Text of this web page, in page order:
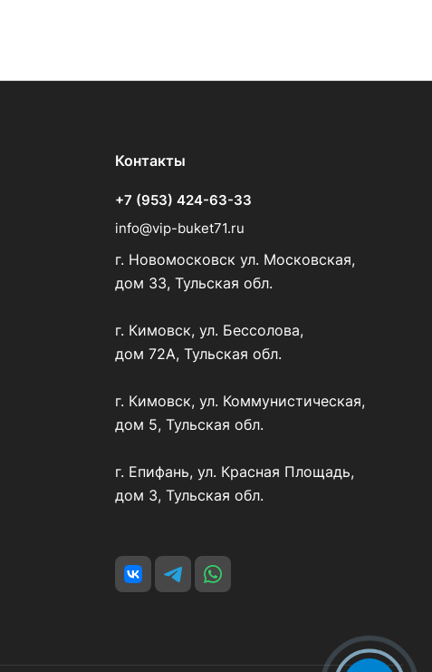
Контакты
+7 (953) 424-63-33
info@vip-buket71.ru
г. Новомосковск ул. Московская,
дом 33, Тульская обл.
г. Кимовск, ул. Бессолова,
дом 72А, Тульская обл.
г. Кимовск, ул. Коммунистическая,
дом 5, Тульская обл.
г. Епифань, ул. Красная Площадь,
дом 3, Тульская обл.